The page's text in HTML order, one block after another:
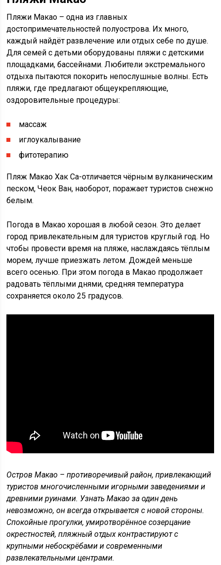
Пляжи Макао – одна из главных
достопримечательностей полуострова. Их много,
каждый найдёт развлечение или отдых себе по душе.
Для семей с детьми оборудованы пляжи с детскими
площадками, бассейнами. Любители экстремального
отдыха пытаются покорить непослушные волны. Есть
пляжи, где предлагают общеукрепляющие,
оздоровительные процедуры:
массаж
иглоукалывание
фитотерапию
Пляж Макао Хак Са-отличается чёрным вулканическим
песком, Чеок Ван, наоборот, поражает туристов снежно
белым.
Погода в Макао хорошая в любой сезон. Это делает
город привлекательным для туристов круглый год. Но
чтобы провести время на пляже, наслаждаясь тёплым
морем, лучше приезжать летом. Дождей меньше
всего осенью. При этом погода в Макао продолжает
радовать тёплыми днями, средняя температура
сохраняется около 25 градусов.
Остров Макао – противоречивый район, привлекающий
туристов многочисленными игорными заведениями и
древними руинами. Узнать Макао за один день
невозможно, он всегда открывается с новой стороны.
Спокойные прогулки, умиротворённое созерцание
окрестностей, пляжный отдых контрастируют с
крупными небоскрёбами и современными
развлекательными центрами.